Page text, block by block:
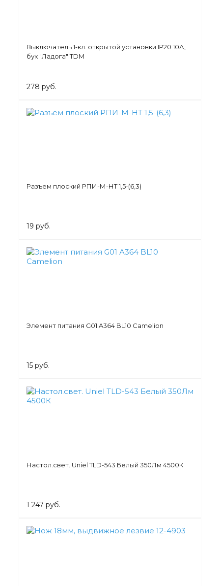
Выключатель 1-кл. открытой установки IP20 10А,
бук "Ладога" TDM
278 руб.
Разъем плоский РПИ-М-НТ 1,5-(6,3)
19 руб.
Элемент питания G01 A364 BL10 Camelion
15 руб.
Настол.свет. Uniel TLD-543 Белый 350Лм 4500К
1 247 руб.